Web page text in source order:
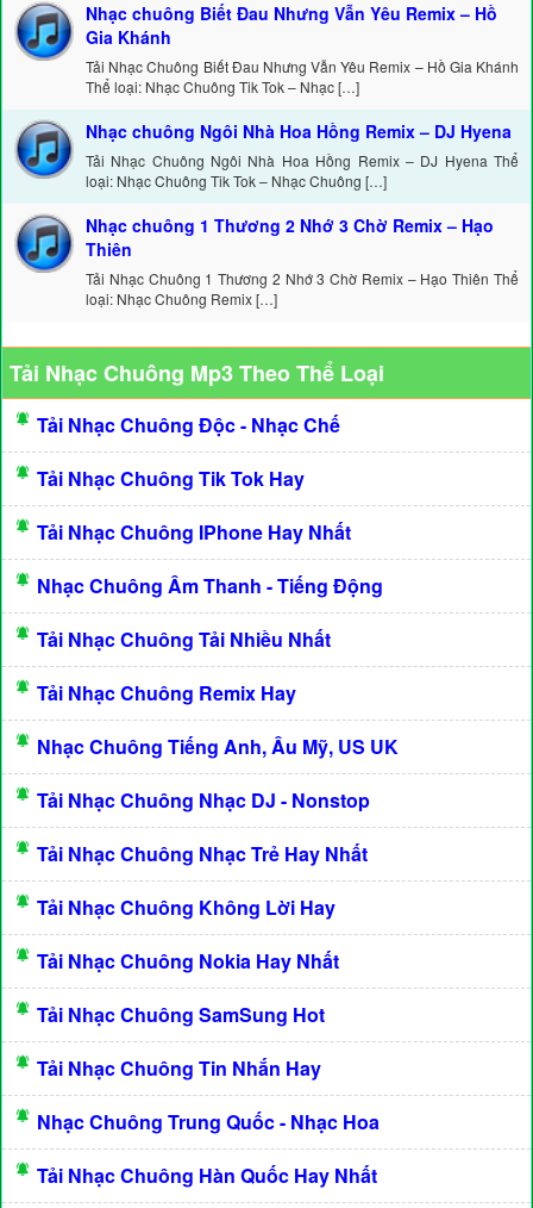
Nhạc chuông Biết Đau Nhưng Vẫn Yêu Remix – Hồ
Gia Khánh
Tải Nhạc Chuông Biết Đau Nhưng Vẫn Yêu Remix – Hồ Gia Khánh
Thể loại: Nhạc Chuông Tik Tok – Nhạc […]
Nhạc chuông Ngôi Nhà Hoa Hồng Remix – DJ Hyena
Tải Nhạc Chuông Ngôi Nhà Hoa Hồng Remix – DJ Hyena Thể
loại: Nhạc Chuông Tik Tok – Nhạc Chuông […]
Nhạc chuông 1 Thương 2 Nhớ 3 Chờ Remix – Hạo
Thiên
Tải Nhạc Chuông 1 Thương 2 Nhớ 3 Chờ Remix – Hạo Thiên Thể
loại: Nhạc Chuông Remix […]
Tải Nhạc Chuông Mp3 Theo Thể Loại
Tải Nhạc Chuông Độc - Nhạc Chế
Tải Nhạc Chuông Tik Tok Hay
Tải Nhạc Chuông IPhone Hay Nhất
Nhạc Chuông Âm Thanh - Tiếng Động
Tải Nhạc Chuông Tải Nhiều Nhất
Tải Nhạc Chuông Remix Hay
Nhạc Chuông Tiếng Anh, Âu Mỹ, US UK
Tải Nhạc Chuông Nhạc DJ - Nonstop
Tải Nhạc Chuông Nhạc Trẻ Hay Nhất
Tải Nhạc Chuông Không Lời Hay
Tải Nhạc Chuông Nokia Hay Nhất
Tải Nhạc Chuông SamSung Hot
Tải Nhạc Chuông Tin Nhắn Hay
Nhạc Chuông Trung Quốc - Nhạc Hoa
Tải Nhạc Chuông Hàn Quốc Hay Nhất